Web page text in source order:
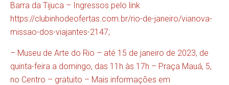
Barra da Tijuca – Ingressos pelo link
https://clubinhodeofertas.com.br/rio-de-janeiro/vianova-
missao-dos-viajantes-2147;
– Museu de Arte do Rio – até 15 de janeiro de 2023, de
quinta-feira a domingo, das 11h às 17h – Praça Mauá, 5,
no Centro – gratuito – Mais informações em